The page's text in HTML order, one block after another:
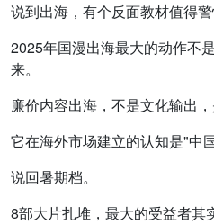
说到出海，有个反面教材值得警
2025年国漫出海最大的动作不
来。
廉价内容出海，不是文化输出，
它在海外市场建立的认知是"中
说回暑期档。
8部大片扎堆，最大的受益者其